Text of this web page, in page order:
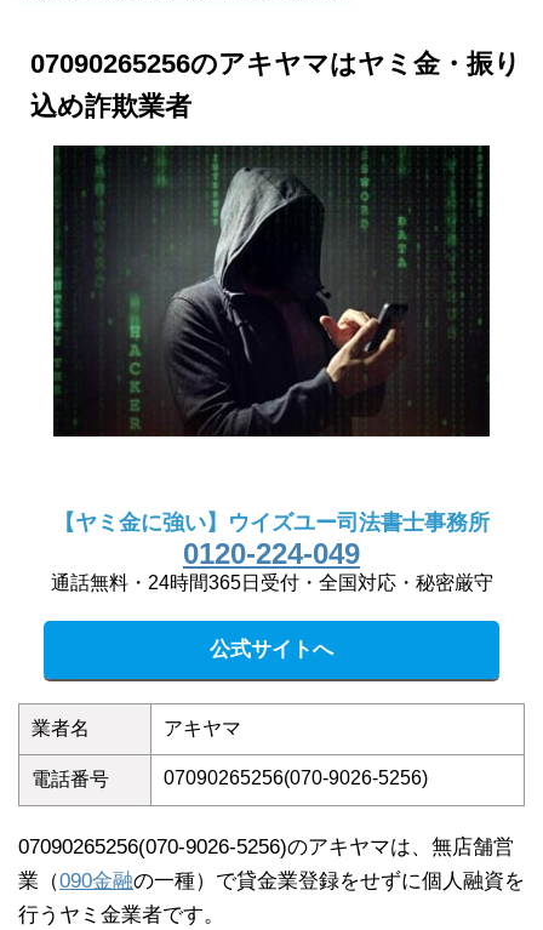
07090265256のアキヤマはヤミ金・振り
込め詐欺業者
【ヤミ金に強い】ウイズユー司法書士事務所
0120-224-049
通話無料・24時間365日受付・全国対応・秘密厳守
公式サイトへ
業者名 アキヤマ
電話番号 07090265256(070-9026-5256)
07090265256(070-9026-5256)のアキヤマは、無店舗営
業（090金融の一種）で貸金業登録をせずに個人融資を
行うヤミ金業者です。